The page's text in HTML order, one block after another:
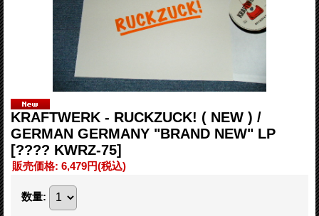
KRAFTWERK - RUCKZUCK! ( NEW ) /
GERMAN GERMANY "BRAND NEW" LP
[???? KWRZ-75]
販売価格: 6,479円(税込)
数量: